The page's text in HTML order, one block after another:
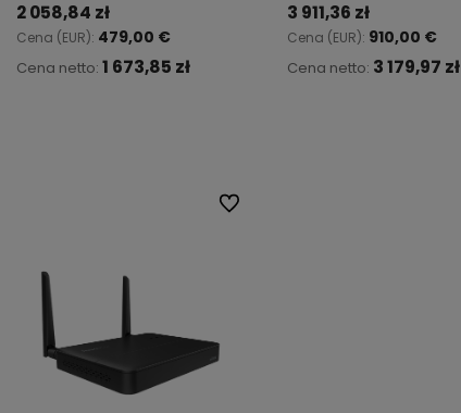
2 058,84 zł
Cena (EUR): 479,00 €
Cena netto: 1 673,85 zł
3 911,36 zł
Cena (EUR): 910,00 €
Cena netto: 3 179,97 zł
Do ulubionych